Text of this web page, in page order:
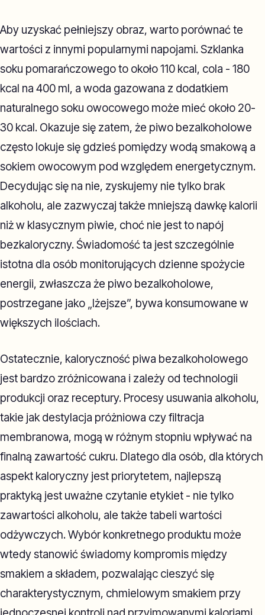
Aby uzyskać pełniejszy obraz, warto porównać te
wartości z innymi popularnymi napojami. Szklanka
soku pomarańczowego to około 110 kcal, cola - 180
kcal na 400 ml, a woda gazowana z dodatkiem
naturalnego soku owocowego może mieć około 20-
30 kcal. Okazuje się zatem, że piwo bezalkoholowe
często lokuje się gdzieś pomiędzy wodą smakową a
sokiem owocowym pod względem energetycznym.
Decydując się na nie, zyskujemy nie tylko brak
alkoholu, ale zazwyczaj także mniejszą dawkę kalorii
niż w klasycznym piwie, choć nie jest to napój
bezkaloryczny. Świadomość ta jest szczególnie
istotna dla osób monitorujących dzienne spożycie
energii, zwłaszcza że piwo bezalkoholowe,
postrzegane jako „lżejsze”, bywa konsumowane w
większych ilościach.
Ostatecznie, kaloryczność piwa bezalkoholowego
jest bardzo zróżnicowana i zależy od technologii
produkcji oraz receptury. Procesy usuwania alkoholu,
takie jak destylacja próżniowa czy filtracja
membranowa, mogą w różnym stopniu wpływać na
finalną zawartość cukru. Dlatego dla osób, dla których
aspekt kaloryczny jest priorytetem, najlepszą
praktyką jest uważne czytanie etykiet - nie tylko
zawartości alkoholu, ale także tabeli wartości
odżywczych. Wybór konkretnego produktu może
wtedy stanowić świadomy kompromis między
smakiem a składem, pozwalając cieszyć się
charakterystycznym, chmielowym smakiem przy